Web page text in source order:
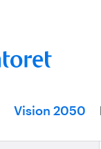
Vision 2050